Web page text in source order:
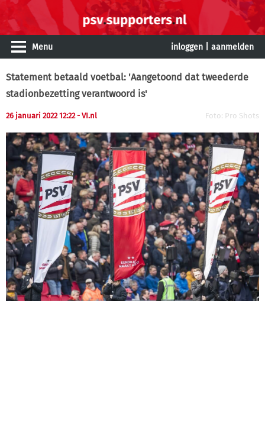
Menu inloggen aanmelden
Statement betaald voetbal: 'Aangetoond dat tweederde
stadionbezetting verantwoord is'
26 januari 2022 12:22- VI.nl Foto: Pro Shots